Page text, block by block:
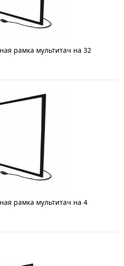
рамка мультитач на 32
рамка мультитач на 4